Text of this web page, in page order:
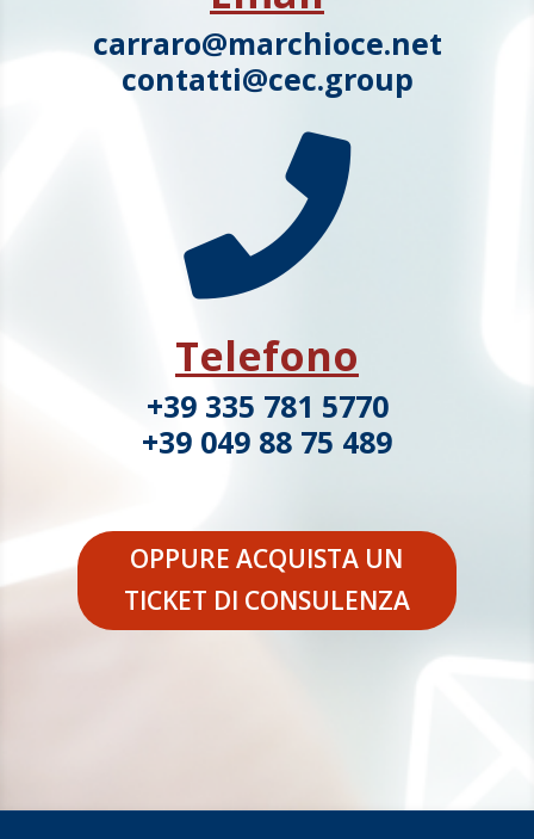
carraro@marchioce.net
contatti@cec.group

Telefono
+39 335 781 5770
+39 049 88 75 489
OPPURE ACQUISTA UN
TICKET DI CONSULENZA